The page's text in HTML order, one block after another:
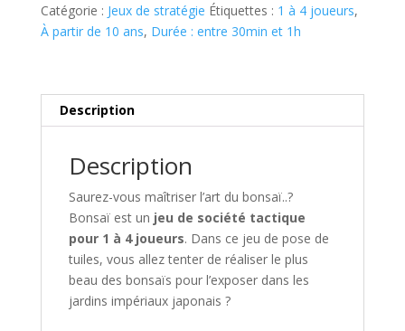
Catégorie : Jeux de stratégie Étiquettes : 1 à 4 joueurs,
À partir de 10 ans, Durée : entre 30min et 1h
Description
Description
Saurez-vous maîtriser l’art du bonsaï..?
Bonsaïest un jeu de société tactique
pour 1 à 4 joueurs. Dans ce jeu de pose de
tuiles, vous allez tenter de réaliser le plus
beau des bonsaïs pour l’exposer dans les
jardins impériaux japonais ?